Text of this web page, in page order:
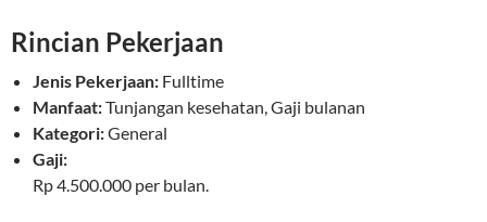
Rincian Pekerjaan
Jenis Pekerjaan: Fulltime
Manfaat:Tunjangan kesehatan, Gaji bulanan
Kategori:General
Gaji:
Rp 4.500.000 per bulan.